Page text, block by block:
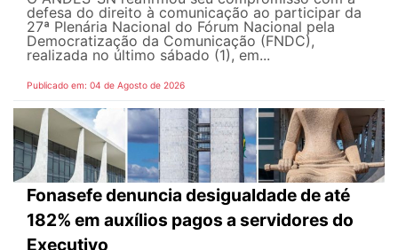
defesa do direito à comunicação ao participar da
27ª Plenária Nacional do Fórum Nacional pela
Democratização da Comunicação (FNDC),
realizada no último sábado (1), em...
Publicado em: 04 de Agosto de 2026
Fonasefe denuncia desigualdade de até
182% em auxílios pagos a servidores do
Executivo